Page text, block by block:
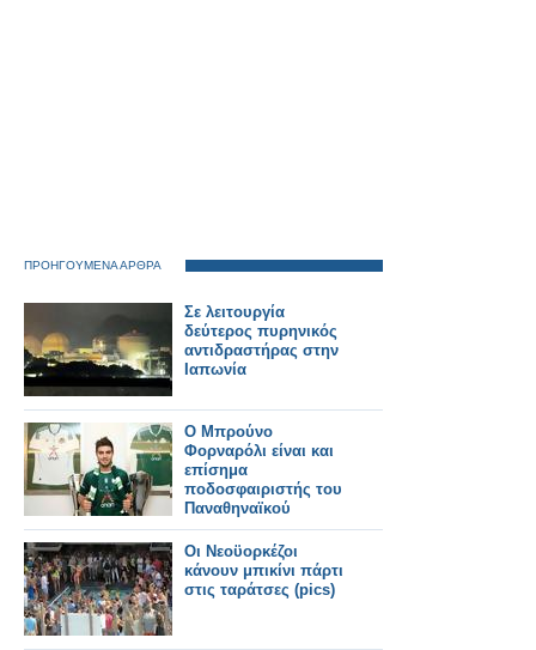
ΠΡΟΗΓΟΥΜΕΝΑ ΑΡΘΡΑ
Σε λειτουργία
δεύτερος πυρηνικός
αντιδραστήρας στην
Ιαπωνία
Ο Μπρούνο
Φορναρόλι είναι και
επίσημα
ποδοσφαιριστής του
Παναθηναϊκού
Οι Νεοϋορκέζοι
κάνουν μπικίνι πάρτι
στις ταράτσες (pics)